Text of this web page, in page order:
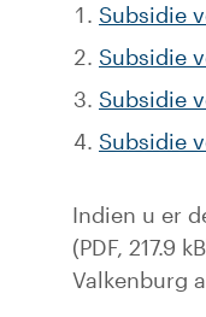
Subsidie
Subsidie
Subsidie
Subsidie
Indien u er
(PDF, 217.9
Valkenburg